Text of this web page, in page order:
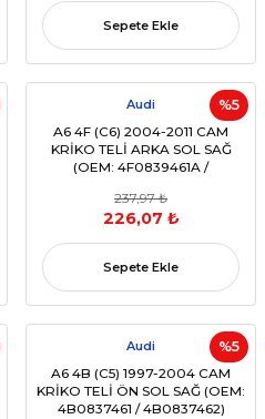
Sepete Ekle
%5
Audi
A6 4F (C6) 2004-2011 CAM
KRİKO TELİ ARKA SOL SAĞ
(OEM: 4F0839461A /
237,97 ₺
226,07 ₺
Sepete Ekle
%5
Audi
A6 4B (C5) 1997-2004 CAM
KRİKO TELİ ÖN SOL SAĞ (OEM:
4B0837461 / 4B0837462)